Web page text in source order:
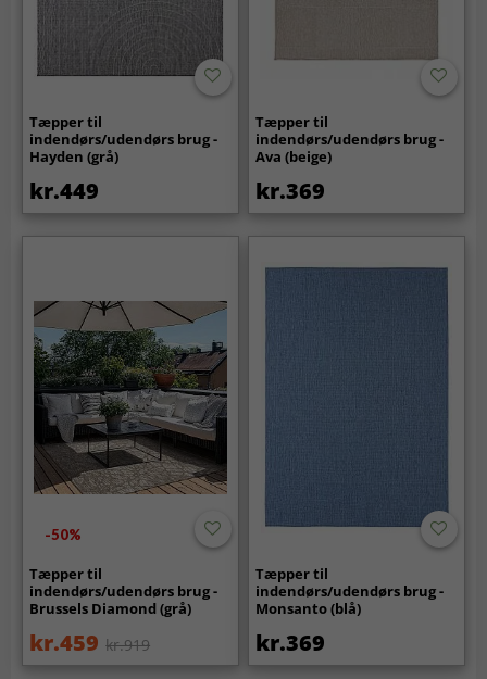
Tæpper til
indendørs/udendørs brug -
Hayden (grå)
kr.449
Tæpper til
indendørs/udendørs brug -
Ava (beige)
kr.369
-50%
Tæpper til
indendørs/udendørs brug -
Brussels Diamond (grå)
kr.459 kr.919
Tæpper til
indendørs/udendørs brug -
Monsanto (blå)
kr.369